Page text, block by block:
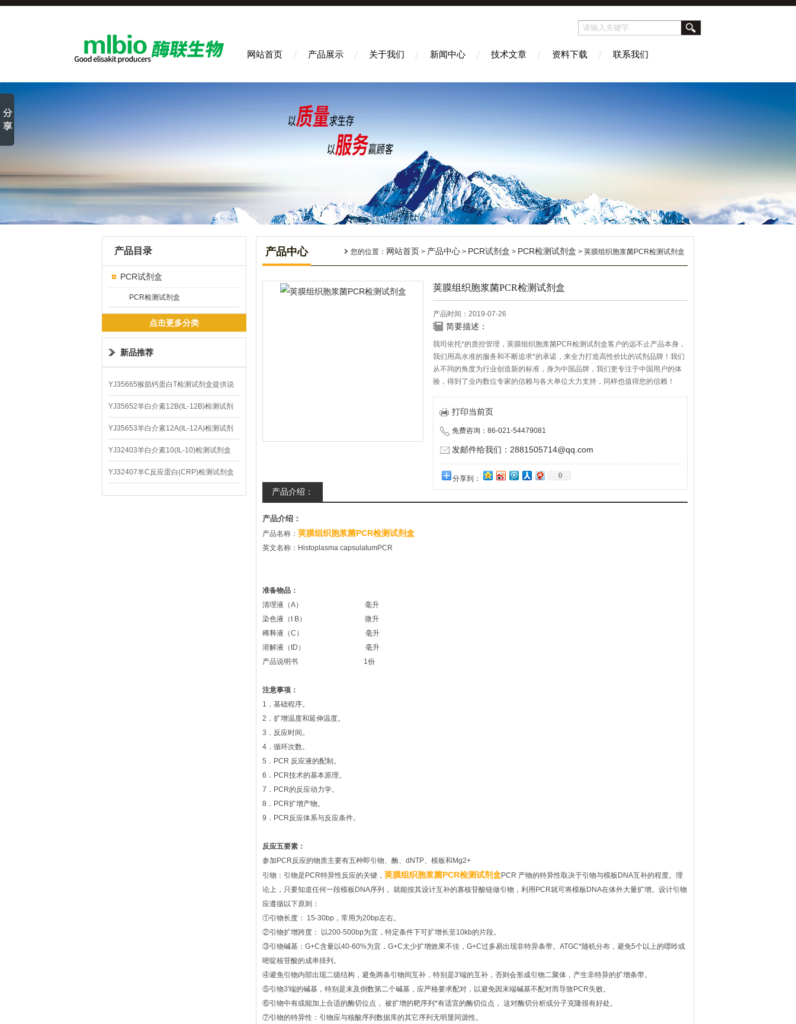
网站首页 产品展示 关于我们 新闻中心 技术文章 资料下载 联系我们
产品目录
PCR试剂盒
PCR检测试剂盒
点击更多分类
新品推荐
YJ35665猴肌钙蛋白T检测试剂盒提供说
明书
YJ35652羊白介素12B(IL-12B)检测试剂
盒
YJ35653羊白介素12A(IL-12A)检测试剂
盒
YJ32403羊白介素10(IL-10)检测试剂盒
YJ32407羊C反应蛋白(CRP)检测试剂盒
产品中心 您的位置： 网站首页 > 产品中心 > PCR试剂盒 > PCR检测试剂盒 > 荚膜组织胞浆菌PCR检测试剂盒
荚膜组织胞浆菌PCR检测试剂盒
产品时间：2019-07-26
简要描述：
我司依托*的质控管理，荚膜组织胞浆菌PCR检测试剂盒客户的远不止产品本身，
我们用高水准的服务和不断追求*的承诺，来全力打造高性价比的试剂品牌！我们
从不同的角度为行业创造新的标准，身为中国品牌，我们更专注于中国用户的体
验，得到了业内数位专家的信赖与各大单位大力支持，同样也值得您的信赖！
打印当前页
免费咨询：86-021-54479081
发邮件给我们：2881505714@qq.com
分享到： 0
产品介绍：
产品介绍：
产品名称： 荚膜组织胞浆菌PCR检测试剂盒
英文名称：Histoplasma capsulatumPCR
准备物品：
清理液（A） 毫升
染色液（t B） 微升
稀释液（C） 毫升
溶解液（tD） 毫升
产品说明书 1份
注意事项：
1．基础程序。
2．扩增温度和延伸温度。
3．反应时间。
4．循环次数。
5．PCR 反应液的配制。
6．PCR技术的基本原理。
7．PCR的反应动力学。
8．PCR扩增产物。
9．PCR反应体系与反应条件。
反应五要素：
参加PCR反应的物质主要有五种即引物、酶、dNTP、模板和Mg2+
引物：引物是PCR特异性反应的关键， 荚膜组织胞浆菌PCR检测试剂盒PCR 产物的特异性取决于引物与模板DNA互补的程度。理
论上，只要知道任何一段模板DNA序列， 就能按其设计互补的寡核苷酸链做引物，利用PCR就可将模板DNA在体外大量扩增。设计引物
应遵循以下原则：
①引物长度： 15-30bp，常用为20bp左右。
②引物扩增跨度： 以200-500bp为宜，特定条件下可扩增长至10kb的片段。
③引物碱基：G+C含量以40-60%为宜，G+C太少扩增效果不佳，G+C过多易出现非特异条带。ATGC*随机分布，避免5个以上的嘌呤或
嘧啶核苷酸的成串排列。
④避免引物内部出现二级结构，避免两条引物间互补，特别是3'端的互补，否则会形成引物二聚体，产生非特异的扩增条带。
⑤引物3'端的碱基，特别是末及倒数第二个碱基，应严格要求配对，以避免因末端碱基不配对而导致PCR失败。
⑥引物中有或能加上合适的酶切位点， 被扩增的靶序列*有适宜的酶切位点， 这对酶切分析或分子克隆很有好处。
⑦引物的特异性：引物应与核酸序列数据库的其它序列无明显同源性。